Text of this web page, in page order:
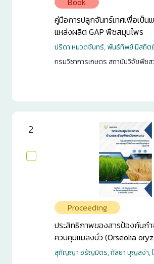
คู่มือการปลูกจันทร์เทศเพื่อเป็น
แหล่งผลิต GAP พืชสมุนไพร
ปรีดา หมวดจันทร์, พันธ์ทิพย์ มีสถิต
กรมวิชาการเกษตร สถาบันวิจัยพืช
2
Proceeding
ประสิทธิภาพของสารป้องกันกำ
ควบคุมแมลงบั่ว (Orseolia
Mason) ที่เริ่มมีความสำคัญในนา
ตอนล่าง ภาคกลาง และภาคตะวั
สุกัญญา อรัญมิตร, กัลยา บุญสง่า, ไ